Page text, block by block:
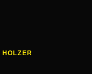
HOLZER